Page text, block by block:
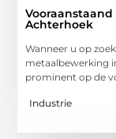
Achterhoek
Wanneer u op
metaalbewerking
prominent op de
Industrie